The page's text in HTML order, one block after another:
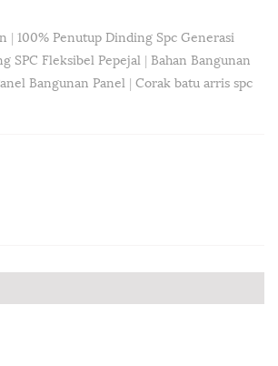
| 100% Penutup Dinding Spc Generasi
SPC Fleksibel Pepejal | Bahan Bangunan
Bangunan Panel | Corak batu arris spc